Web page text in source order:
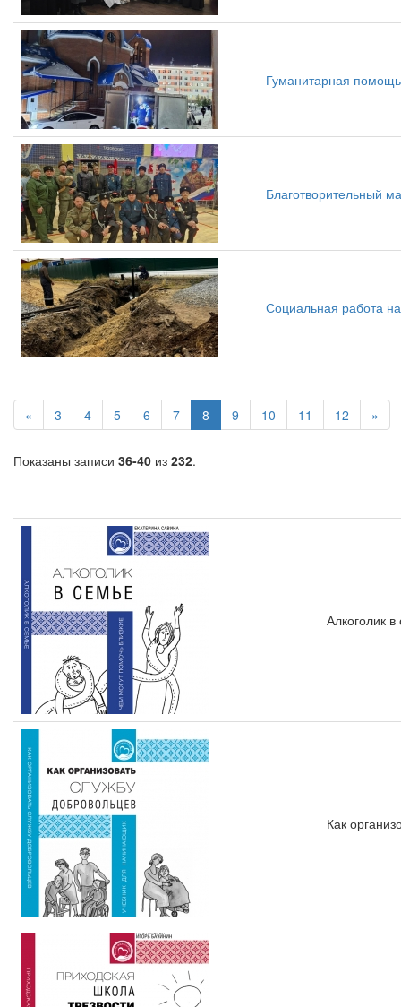
Гуманитарная
Благотворительный
Социальная работа
« 3 4 5 6 7 8 9 10 11 12 »
Показаны записи 36-40 из 232.
Алкоголик
Как